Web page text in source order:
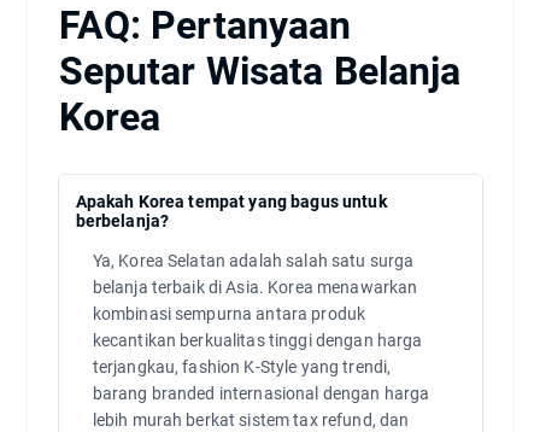
FAQ: Pertanyaan
Seputar Wisata Belanja
Korea
Apakah Korea tempat yang bagus untuk
berbelanja?
Ya, Korea Selatan adalah salah satu surga
belanja terbaik di Asia. Korea menawarkan
kombinasi sempurna antara produk
kecantikan berkualitas tinggi dengan harga
terjangkau, fashion K-Style yang trendi,
barang branded internasional dengan harga
lebih murah berkat sistem tax refund, dan